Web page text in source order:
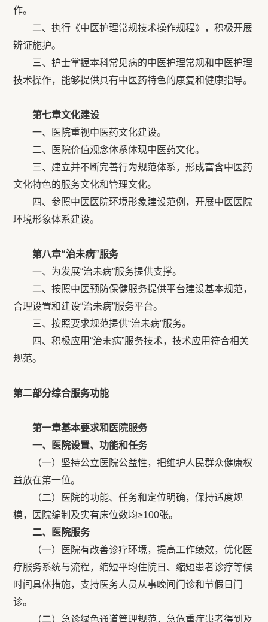
作。
二、执行《中医护理常规技术操作规程》，积极开展
辨证施护。
三、护士掌握本科常见病的中医护理常规和中医护理
技术操作，能够提供具有中医药特色的康复和健康指导。
第七章文化建设
一、医院重视中医药文化建设。
二、医院价值观念体系体现中医药文化。
三、建立并不断完善行为规范体系，形成富含中医药
文化特色的服务文化和管理文化。
四、参照中医医院环境形象建设范例，开展中医医院
环境形象体系建设。
第八章“治未病”服务
一、为发展“治未病”服务提供支撑。
二、按照中医预防保健服务提供平台建设基本规范，
合理设置和建设“治未病”服务平台。
三、按照要求规范提供“治未病”服务。
四、积极应用“治未病”服务技术，技术应用符合相关
规范。
第二部分综合服务功能
第一章基本要求和医院服务
一、医院设置、功能和任务
（一）坚持公立医院公益性，把维护人民群众健康权
益放在第一位。
（二）医院的功能、任务和定位明确，保持适度规
模，医院编制及实有床位数均≥100张。
二、医院服务
（一）医院有改善诊疗环境，提高工作绩效，优化医
疗服务系统与流程，缩短平均住院日、缩短患者诊疗等候
时间具体措施，支持医务人员从事晚间门诊和节假日门
诊。
（二）急诊绿色通道管理规范，急危重症患者得到及